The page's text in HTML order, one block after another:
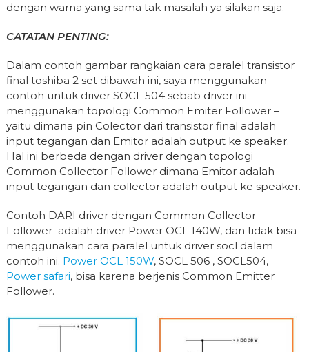
dengan warna yang sama tak masalah ya silakan saja.
CATATAN PENTING:
Dalam contoh gambar rangkaian cara paralel transistor
final toshiba 2 set dibawah ini, saya menggunakan
contoh untuk driver SOCL 504 sebab driver ini
menggunakan topologi Common Emiter Follower –
yaitu dimana pin Colector dari transistor final adalah
input tegangan dan Emitor adalah output ke speaker.
Hal ini berbeda dengan driver dengan topologi
Common Collector Follower dimana Emitor adalah
input tegangan dan collector adalah output ke speaker.
Contoh DARI driver dengan Common Collector
Follower adalah driver Power OCL 140W, dan tidak bisa
menggunakan cara paralel untuk driver socl dalam
contoh ini. Power OCL 150W, SOCL 506 , SOCL504,
Power safari, bisa karena berjenis Common Emitter
Follower.